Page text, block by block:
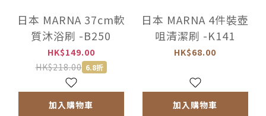
日本 MARNA 37cm軟
質沐浴刷 -B250
HK$149.00
HK$218.00 6.8折
加入購物車
日本 MARNA 4件裝壺
咀清潔刷 -K141
HK$68.00
加入購物車